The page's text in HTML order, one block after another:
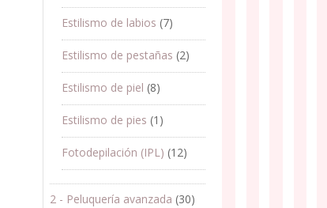
Estilismo de labios (7)
Estilismo de pestañas (2)
Estilismo de piel (8)
Estilismo de pies (1)
Fotodepilación (IPL) (12)
2 - Peluquería avanzada (30)